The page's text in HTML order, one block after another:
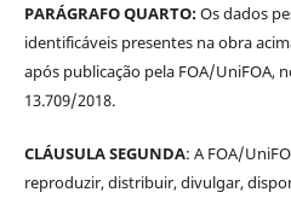
PARÁGRAFO QUARTO:Os dados
identificáveis presentes na obra
após publicação pela FOA/UniFOA,
13.709/2018.
CLÁUSULA SEGUNDA: A FOA/
reproduzir, distribuir, divulgar,